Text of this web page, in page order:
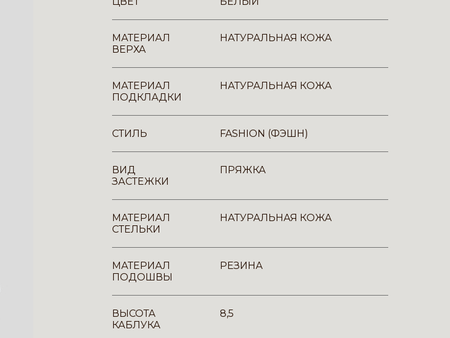
МАТЕРИАЛ
ВЕРХА
НАТУРАЛЬНАЯ КОЖА
МАТЕРИАЛ
ПОДКЛАДКИ
НАТУРАЛЬНАЯ КОЖА
СТИЛЬ FASHION (ФЭШН)
ВИД
ЗАСТЕЖКИ
ПРЯЖКА
МАТЕРИАЛ
СТЕЛЬКИ
НАТУРАЛЬНАЯ КОЖА
МАТЕРИАЛ
ПОДОШВЫ
РЕЗИНА
ВЫСОТА
КАБЛУКА
8,5